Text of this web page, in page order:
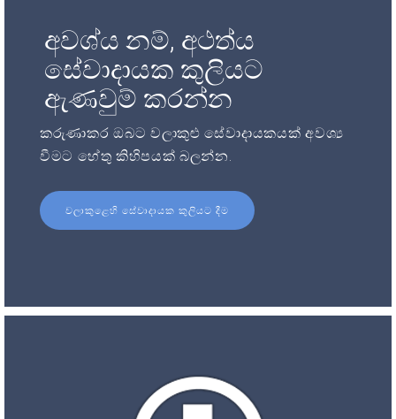
අවශ්ය නම්, අථත්ය
සේවාදායක කුලියට
ඇණවුම් කරන්න
කරුණාකර ඔබට වලාකුළු සේවාදායකයක් අවශ්‍ය
වීමට හේතු කිහිපයක් බලන්න.
වලාකුළෙහි සේවාදායක කුලියට දීම